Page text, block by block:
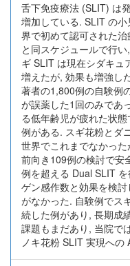
舌下免疫療法 (SLIT) は
増加している. SLIT の
界で初めて認可された
と同スケジュールで行
ギ SLIT は現在シダキュ
増えたが, 効果も増強し
著者の1,800例の自験例
が誤薬した1回のみであ
る低年齢児が疲れた状
例がある. スギ花粉とダ
世界でこれまでなかっ
前向き109例の検討で安
例を超える Dual SLIT
ゲン感作数と効果を検
がなかった. 自験例でス
続した例があり, 長期成
課題もまだあり, 当院で
ノキ花粉 SLIT 実現への